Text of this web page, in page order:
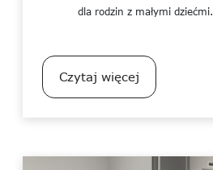
dla rodzin z małymi dziećmi.
Czytaj więcej